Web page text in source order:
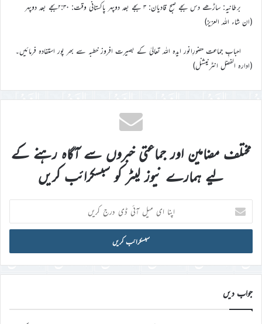
برطانیہ: ساڑھے دس بجے صبح قادیان: ۳ بجے بعد دوپہر پاکستانی وقت: ۲:۳۰بجے بعد دوپہر
(ان شاء اللہ العزیز)
احبابِ جماعت حضورِانور ایدہ اللہ تعالیٰ کے بصیرت افروز خطبہ سے بھر پور استفادہ فرمائیں۔
(ادارہ الفضل انٹرنیشنل)
مختلف مضامین اور جماعتی خبروں سے آگاہ رہنے کے
لیے ہمارے نیوز لیٹر کو سبسکرائب کریں
اپنا
ای
میل
ڈی
درج
کریں
جواب دیں